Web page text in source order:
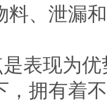
料、泄漏
表现为
，拥有着